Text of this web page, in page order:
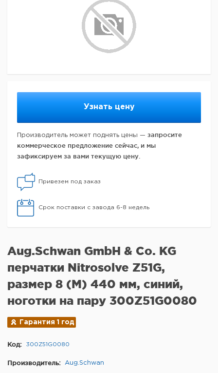
Узнать цену
Производитель может поднять цены — запросите
коммерческое предложение сейчас, и мы
зафиксируем за вами текущую цену.
Привезем под заказ
Срок поставки с завода 6-8 недель
Aug.Schwan GmbH & Co. KG
перчатки Nitrosolve Z51G,
размер 8 (M) 440 мм, синий,
ноготки на пару 300Z51G0080
Гарантия 1 год
Код: 300Z51G0080
Производитель: Aug.Schwan